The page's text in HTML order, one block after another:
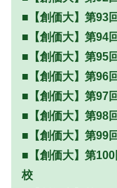
■【創価大】第93
■【創価大】第94
■【創価大】第95
■【創価大】第96
■【創価大】第97
■【創価大】第98
■【創価大】第99
■【創価大】第
校